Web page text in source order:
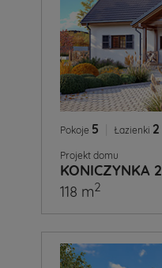
Pokoje 5 Łazienki 2
Projekt domu
KONICZYNKA 2
118 m2